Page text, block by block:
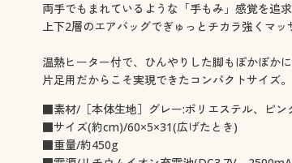
両手でもまれているような「手もみ」感覚を追
上下2層のエアバッグでぎゅっとチカラ強くマッ
温熱ヒーター付で、ひんやりした脚もぽかぽかに
片足用だからこそ実現できたコンパクトサイズ
■素材/［本体生地］グレー:ポリエステル、ピ
■サイズ(約cm)/60×5×31(広げたとき)
■重量/約450g